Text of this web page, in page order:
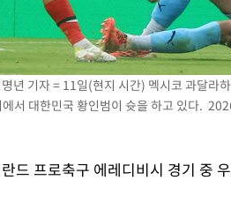
년 기자 = 11일(현지 시간) 멕시코 과달라
서 대한민국 황인범이 슛을 하고 있다.
드 프로축구 에레디비시 경기 중